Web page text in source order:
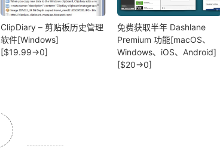
ClipDiary – 剪贴板历史管理
软件[Windows]
[$19.99→0]
免费获取半年 Dashlane
Premium 功能[macOS、
Windows、iOS、Android]
[$20→0]